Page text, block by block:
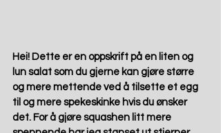
Hei! Dette er en oppskrift på en liten og
lun salat som du gjerne kan gjøre større
og mere mettende ved å tilsette et egg
til og mere spekeskinke hvis du ønsker
det. For å gjøre squashen litt mere